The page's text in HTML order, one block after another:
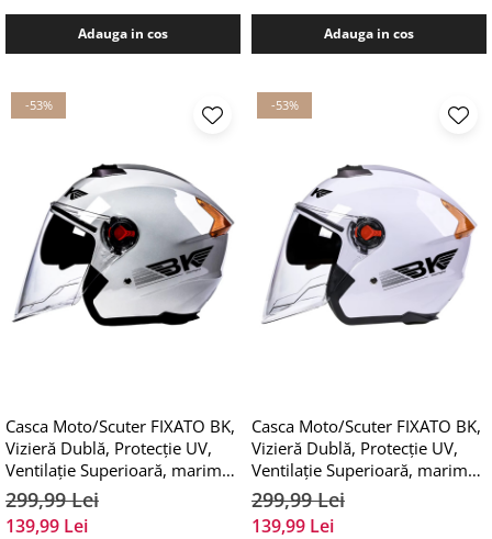
Adauga in cos Adauga in cos
-53%
Casca Moto/Scuter FIXATO BK,
Vizieră Dublă, Protecție UV,
Ventilație Superioară, marime
universala 54-59cm, Argintiu
299,99 Lei
139,99 Lei
-53%
Casca Moto/Scuter FIXATO BK,
Vizieră Dublă, Protecție UV,
Ventilație Superioară, marime
universala 54-59cm, Alb
299,99 Lei
139,99 Lei